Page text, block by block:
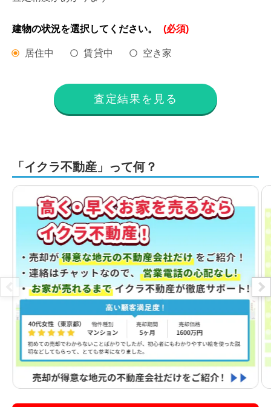
建物の状況を選択してください。 (必須)
居住中 賃貸中 空き家
査定結果を見る
「イクラ不動産」って何？